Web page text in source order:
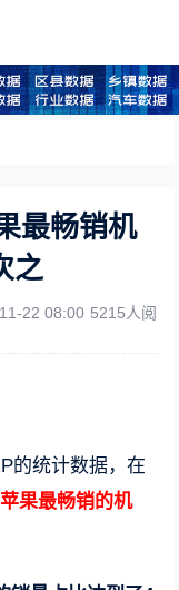
最畅销机
之
22 08:00 5215人阅
的统计数据，在
果最畅销的机